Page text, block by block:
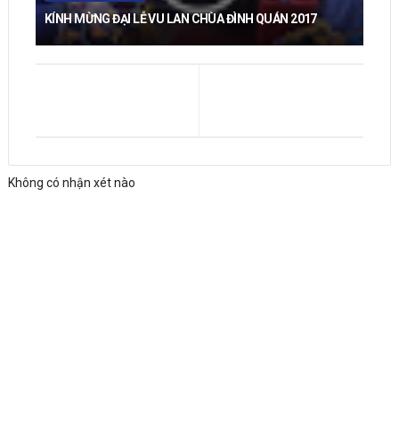
KÍNH MỪNG ĐẠI LỄ VU LAN CHÙA ĐÌNH QUÁN 2017
Không có nhận xét nào